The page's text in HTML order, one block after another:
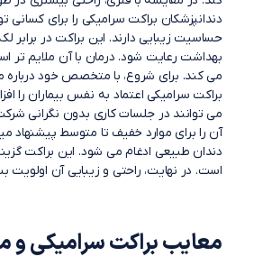
دندانپزشکان براکت سرامیکی را برای
حساسیت زیبایی دارند. این براکت در برابر
بهداشت رعایت شود. درمان با آن ملایم تر
می کند. برای شروع، با متخصص خود
براکت سرامیکی اعتماد به نفس بیماران را
می توانند در جلسات کاری بدون نگرانی
آن را برای موارد خفیف تا متوسط پیشنهاد
دندان طبیعی ادغام می شود. این براکت
است. در نهایت، راحتی و زیبایی آن اولویت
معایب براکت سرامیکی و